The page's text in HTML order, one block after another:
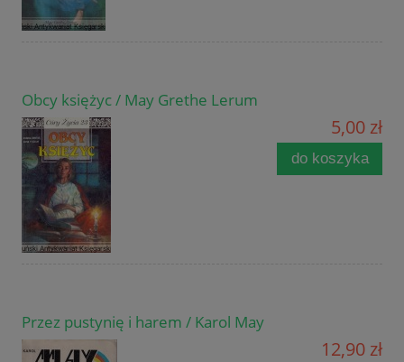
Obcy księżyc / May Grethe Lerum
5,00 zł
do koszyka
Przez pustynię i harem / Karol May
12,90 zł